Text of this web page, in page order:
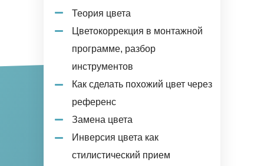
Теория цвета
Цветокоррекция в монтажной
программе, разбор
инструментов
Как сделать похожий цвет через
референс
Замена цвета
Инверсия цвета как
стилистический прием